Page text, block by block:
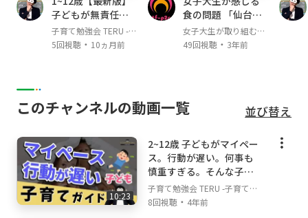
は年中・年長〜小学校低学年の子どもたち。現
在、親御さん向けの子育てコミュニティも運営
ために、SNSやYouTubeではゴーグルをつけて
活動をしています！見た目はふざけているよう
に見えるかもしれませんが、至って真面目に発
信しています😊
▼チャンネルで伝えていきたい想い
子育て・育児の勉強の方法は世の中にたくさん
あります。赤ちゃん(乳児)〜幼児、小学生以降
子どもが無責任に
なる親やご家庭の
特徴/子育て勉強会
子育て勉強会 TERU -子
育て・育児の悩みや不
5回視聴・ 10ヵ月前
食の問題 「仙台大
学 1年 MF 河野辺楓
果さん」
女子大生が取り組む食
の問題
49回視聴・ 3年前
このチャンネルの動画一覧 並び替え
10:23
2~12歳 子どもがマイペー
ス。行動が遅い。何事も
慎重すぎる。そんな子育
てのポイントについて解
説します！/子育て勉強会
子育て勉強会 TERU -子育て・
育児の悩みや不安解決ch-
8回視聴 ・ 4年前